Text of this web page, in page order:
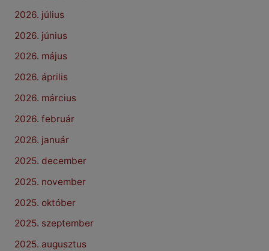
2026. július
2026. június
2026. május
2026. április
2026. március
2026. február
2026. január
2025. december
2025. november
2025. október
2025. szeptember
2025. augusztus